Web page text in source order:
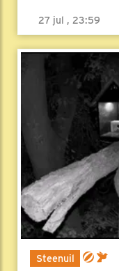
27 jul , 23:59
Steenuil